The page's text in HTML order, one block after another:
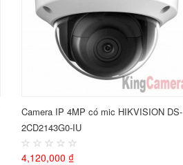
Camera IP 4MP có mic HIKVISION DS-
2CD2143G0-IU
4,120,000 ₫